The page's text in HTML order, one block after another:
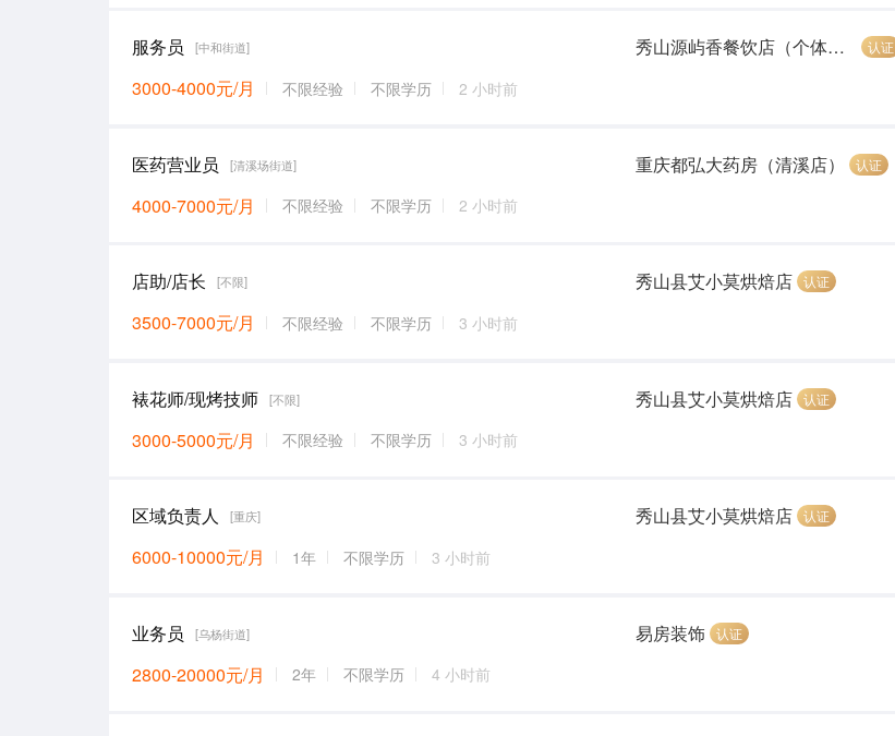
服务员 [中和街道]
3000-4000元/月 不限经验 不限学历 2 小时前
秀山源屿香餐饮店（个体工商户） 认证
医药营业员 [清溪场街道]
4000-7000元/月 不限经验 不限学历 2 小时前
重庆都弘大药房（清溪店） 认证
店助/店长 [不限]
3500-7000元/月 不限经验 不限学历 3 小时前
秀山县艾小莫烘焙店 认证
裱花师/现烤技师 [不限]
3000-5000元/月 不限经验 不限学历 3 小时前
秀山县艾小莫烘焙店 认证
区域负责人 [重庆]
6000-10000元/月 1年 不限学历 3 小时前
秀山县艾小莫烘焙店 认证
业务员 [乌杨街道]
2800-20000元/月 2年 不限学历 4 小时前
易房装饰 认证